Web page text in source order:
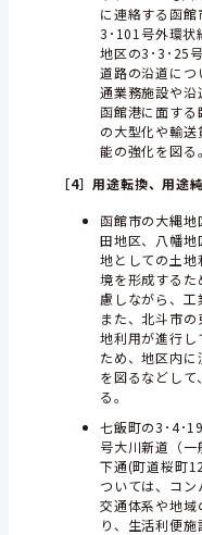
に連絡する函
3･101号外環状
地区の3･3･25
道路の沿道につ
通業務施設や沿
函館港に面す
の大型化や輸
能の強化を図る。
［4］ 用途転換、用途
函館市の大縄
田地区、八幡地
地としての土地
境を形成するた
慮しながら、工
また、北斗市
地利用が進行し
ため、地区内
を図るなどし
る。
七飯町の3･4･
号大川新道（
下通(町道桜町
ついては、コ
交通体系や地域
り、生活利便施